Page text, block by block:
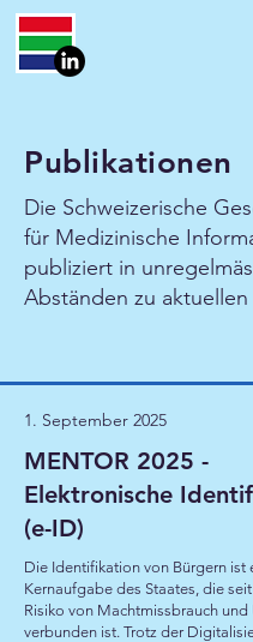
Publikationen
Die Schweizerische
für Medizinische
publiziert in
Abständen zu aktuellen
1. September 2025
MENTOR 2025 -
Elektronische
(e-ID)
Die Identifikation von Bürgern ist
Kernaufgabe des Staates, die
Risiko von Machtmissbrauch und
verbunden ist. Trotz der